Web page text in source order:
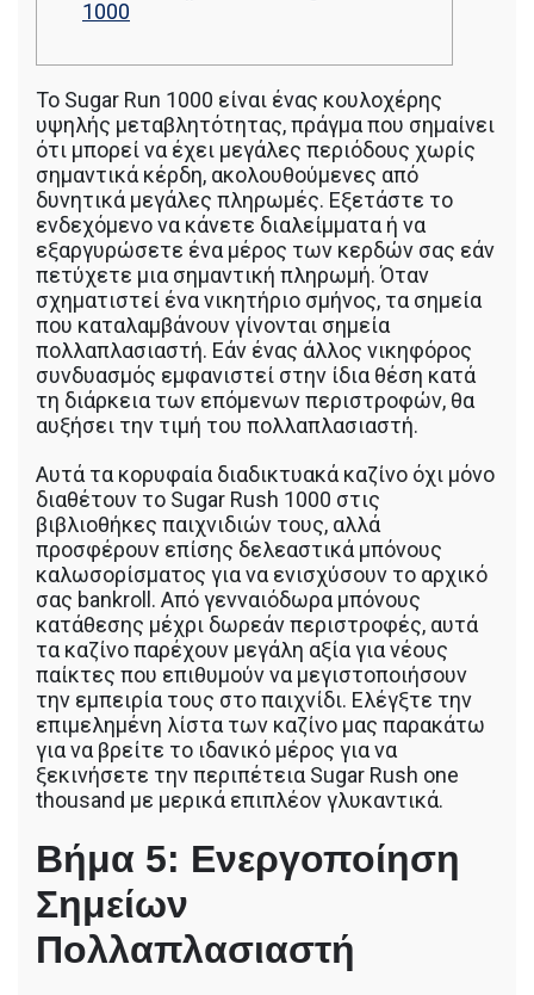
1000
Το Sugar Run 1000 είναι ένας κουλοχέρης
υψηλής μεταβλητότητας, πράγμα που σημαίνει
ότι μπορεί να έχει μεγάλες περιόδους χωρίς
σημαντικά κέρδη, ακολουθούμενες από
δυνητικά μεγάλες πληρωμές. Εξετάστε το
ενδεχόμενο να κάνετε διαλείμματα ή να
εξαργυρώσετε ένα μέρος των κερδών σας εάν
πετύχετε μια σημαντική πληρωμή. Όταν
σχηματιστεί ένα νικητήριο σμήνος, τα σημεία
που καταλαμβάνουν γίνονται σημεία
πολλαπλασιαστή. Εάν ένας άλλος νικηφόρος
συνδυασμός εμφανιστεί στην ίδια θέση κατά
τη διάρκεια των επόμενων περιστροφών, θα
αυξήσει την τιμή του πολλαπλασιαστή.
Αυτά τα κορυφαία διαδικτυακά καζίνο όχι μόνο
διαθέτουν το Sugar Rush 1000 στις
βιβλιοθήκες παιχνιδιών τους, αλλά
προσφέρουν επίσης δελεαστικά μπόνους
καλωσορίσματος για να ενισχύσουν το αρχικό
σας bankroll. Από γενναιόδωρα μπόνους
κατάθεσης μέχρι δωρεάν περιστροφές, αυτά
τα καζίνο παρέχουν μεγάλη αξία για νέους
παίκτες που επιθυμούν να μεγιστοποιήσουν
την εμπειρία τους στο παιχνίδι. Ελέγξτε την
επιμελημένη λίστα των καζίνο μας παρακάτω
για να βρείτε το ιδανικό μέρος για να
ξεκινήσετε την περιπέτεια Sugar Rush one
thousand με μερικά επιπλέον γλυκαντικά.
Βήμα 5: Ενεργοποίηση
Σημείων
Πολλαπλασιαστή